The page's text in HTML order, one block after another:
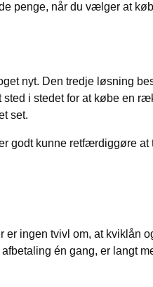
penge, når du vælger at
nyt. Den tredje løsning
i stedet for at købe en
set.
kunne retfærdiggøre
ingen tvivl om, at kviklån
én gang, er langt